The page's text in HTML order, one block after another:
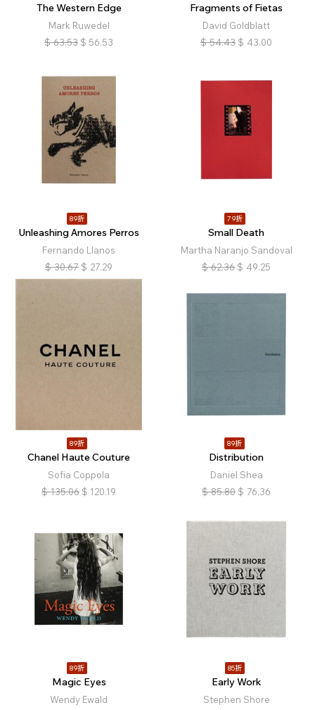
The Western Edge
Mark Ruwedel
$ 63.53 $ 56.53
Fragments of Fietas
David Goldblatt
$ 54.43 $ 43.00
89折
Unleashing Amores Perros
Fernando Llanos
$ 30.67 $ 27.29
79折
Small Death
Martha Naranjo Sandoval
$ 62.36 $ 49.25
89折
Chanel Haute Couture
Sofia Coppola
$ 135.06 $ 120.19
89折
Distribution
Daniel Shea
$ 85.80 $ 76.36
89折
Magic Eyes
Wendy Ewald
85折
Early Work
Stephen Shore